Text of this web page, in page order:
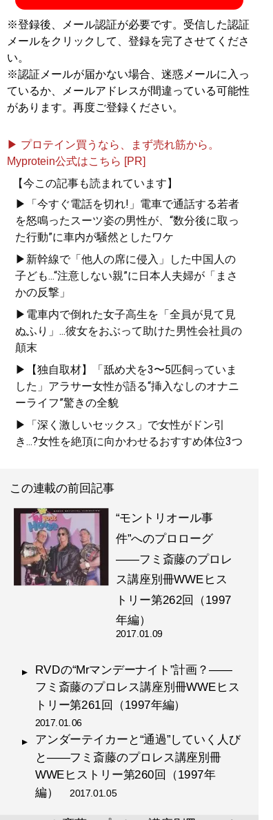
※登録後、メール認証が必要です。受信した認証
メールをクリックして、登録を完了させてくださ
い。
※認証メールが届かない場合、迷惑メールに入っ
ているか、メールアドレスが間違っている可能性
があります。再度ご登録ください。
▶ プロテイン買うなら、まず売れ筋から。
Myprotein公式はこちら [PR]
【今この記事も読まれています】
▶「今すぐ電話を切れ!」電車で通話する若者
を怒鳴ったスーツ姿の男性が、“数分後に取っ
た行動”に車内が騒然としたワケ
▶新幹線で「他人の席に侵入」した中国人の
子ども...“注意しない親”に日本人夫婦が「まさ
かの反撃」
▶電車内で倒れた女子高生を「全員が見て見
ぬふり」...彼女をおぶって助けた男性会社員の
顛末
▶【独自取材】「舐め犬を3〜5匹飼っていま
した」アラサー女性が語る“挿入なしのオナニ
ーライフ”驚きの全貌
▶「深く激しいセックス」で女性がドン引
き...?女性を絶頂に向かわせるおすすめ体位3つ
この連載の前回記事
“モントリオール事
件”へのプロローグ
――フミ斎藤のプロレ
ス講座別冊WWEヒス
トリー第262回（1997
年編）
2017.01.09
RVDの“Mrマンデーナイト”計画？――
フミ斎藤のプロレス講座別冊WWEヒス
トリー第261回（1997年編）
2017.01.06
アンダーテイカーと“通過”していく人び
と――フミ斎藤のプロレス講座別冊
WWEヒストリー第260回（1997年
編）
2017.01.05